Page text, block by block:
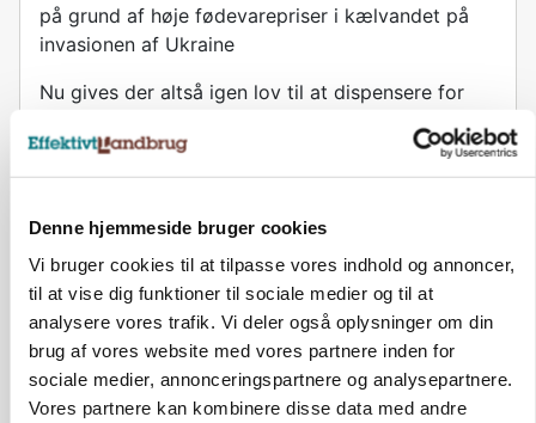
Denne hjemmeside bruger cookies
Vi bruger cookies til at tilpasse vores indhold og annoncer,
til at vise dig funktioner til sociale medier og til at
analysere vores trafik. Vi deler også oplysninger om din
brug af vores website med vores partnere inden for
sociale medier, annonceringspartnere og analysepartnere.
Vores partnere kan kombinere disse data med andre
på grund af høje fødevarepriser i kælvandet på
invasionen af Ukraine
Nu gives der altså igen lov til at dispensere for
muligheden
Få aktuelle nyheder i indbakken
Tilmeld
Ved tilmelding af nyhedsbrevet accepterer du L-